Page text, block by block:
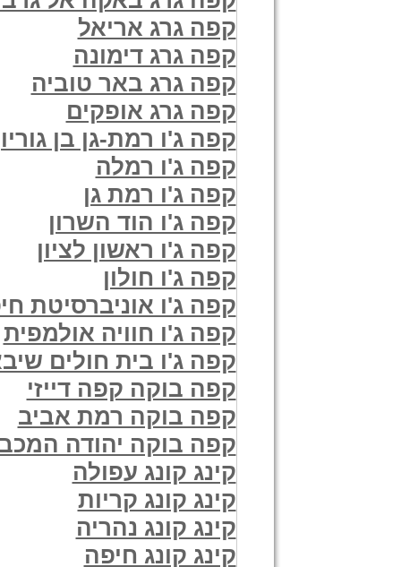
קפה גרג אריאל
קפה גרג דימונה
קפה גרג באר טוביה
קפה גרג אופקים
קפה ג'ו רמת-גן בן
קפה ג'ו רמלה
קפה ג'ו רמת גן
קפה ג'ו הוד השרון
קפה ג'ו ראשון לציון
קפה ג'ו חולון
קפה ג'ו אוניברסיטת
קפה ג'ו חוויה אולמפית
קפה ג'ו בית חולים
קפה בוקה קפה דייזי
קפה בוקה רמת אביב
קפה בוקה יהודה
קינג קונג עפולה
קינג קונג קריות
קינג קונג נהריה
קינג קונג חיפה